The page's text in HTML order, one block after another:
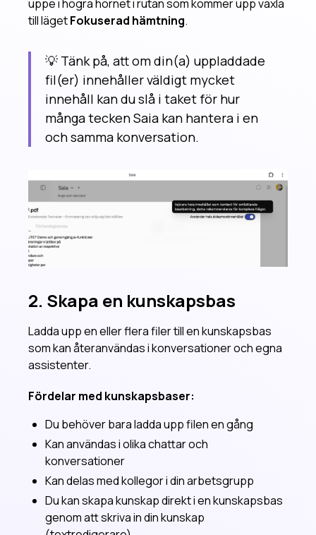
uppe i högra hörnet i rutan som kommer upp växla
till lägetFokuserad hämtning.
💡 Tänk på, att om din(a) uppladdade
fil(er) innehåller väldigt mycket
innehåll kan du slå i taket för hur
många tecken Saia kan hantera i en
och samma konversation.
2. Skapa en kunskapsbas
Ladda upp en eller flera filer till en kunskapsbas
som kan återanvändas i konversationer och egna
assistenter.
Fördelar med kunskapsbaser:
Du behöver bara ladda upp filen en gång
Kan användas i olika chattar och
konversationer
Kan delas med kollegor i din arbetsgrupp
Du kan skapa kunskap direkt i en kunskapsbas
genom att skriva in din kunskap